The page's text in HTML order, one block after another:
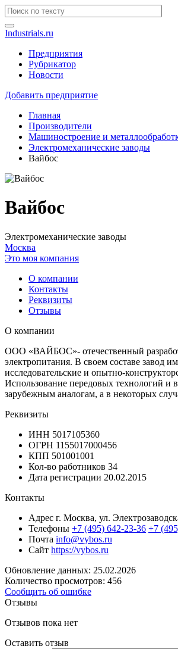
Industrials.ru
Предприятия
Рубрикатор
Новости
Добавить предприятие
Главная
Производители
Машиностроение и
Электромеханические заводы
Вайбос
Вайбос
Электромеханические заводы
Москва
Это моя компания
О компании
Контакты
Реквизиты
Отзывы
О компании
ООО «ВАЙБОС»- отечественный
электропитания. В своем составе завод
исследовательские и опытно-
Использование передовых технологий
зарубежным аналогам, а в некоторых
Реквизиты
ИНН 5017105360
ОГРН 1155017000456
КПП 501001001
Кол-во работников 34
Дата регистрации 20.02.2015
Контакты
Адрес г. Москва, ул.
Телефоны +7 (495) 642-23-36 +7
Почта info@vybos.ru
Сайт https://vybos.ru
Обновление данных: 25.02.2026
Количество просмотров: 456
Сообщить об ошибке
Отзывы
Отзывов пока нет
Оставить отзыв